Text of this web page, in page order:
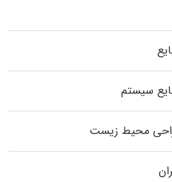
سیستم
محیط زیست